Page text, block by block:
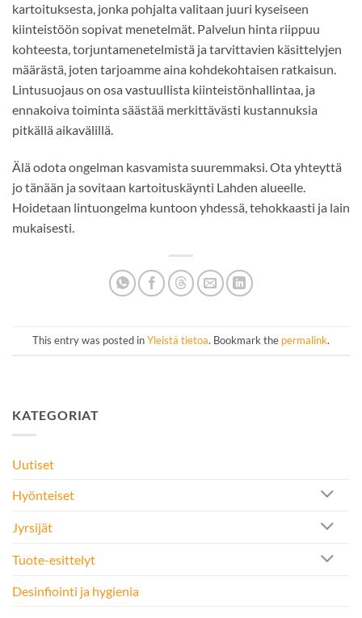
kartoituksesta, jonka pohjalta valitaan juuri kyseiseen
kiinteistöön sopivat menetelmät. Palvelun hinta riippuu
kohteesta, torjuntamenetelmistä ja tarvittavien käsittelyjen
määrästä, joten tarjoamme aina kohdekohtaisen ratkaisun.
Lintusuojaus on osa vastuullista kiinteistönhallintaa, ja
ennakoiva toiminta säästää merkittävästi kustannuksia
pitkällä aikavälillä.
Älä odota ongelman kasvamista suuremmaksi. Ota yhteyttä
jo tänään ja sovitaan kartoituskäynti Lahden alueelle.
Hoidetaan lintuongelma kuntoon yhdessä, tehokkaasti ja lain
mukaisesti.
This entry was posted inYleistä tietoa. Bookmark the permalink.
KATEGORIAT
Uutiset
Hyönteiset
Jyrsijät
Tuote-esittelyt
Desinfiointi ja hygienia